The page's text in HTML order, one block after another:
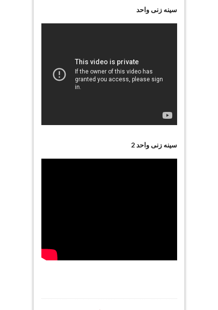
سینه زنی واحد
سینه زنی واحد 2